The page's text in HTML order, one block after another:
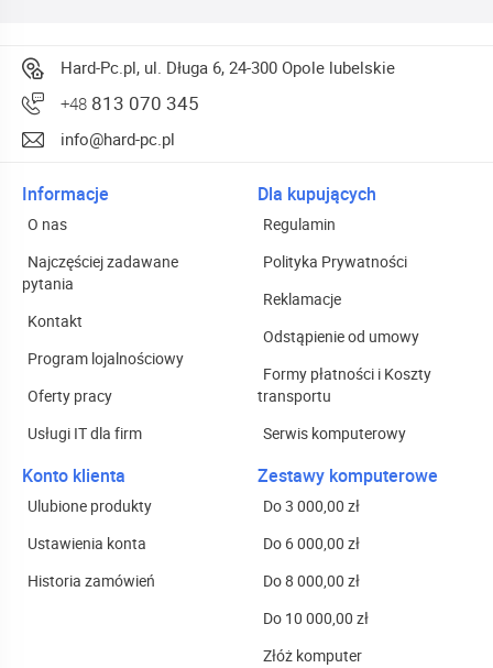
Hard-Pc.pl, ul. Długa 6, 24-300 Opole lubelskie
+48 813 070 345
info@hard-pc.pl
Informacje
O nas
Najczęściej zadawane
pytania
Kontakt
Program lojalnościowy
Oferty pracy
Usługi IT dla firm
Dla kupujących
Regulamin
Polityka Prywatności
Reklamacje
Odstąpienie od umowy
Formy płatności i Koszty
transportu
Serwis komputerowy
Konto klienta
Ulubione produkty
Ustawienia konta
Historia zamówień
Zestawy komputerowe
Do 3 000,00 zł
Do 6 000,00 zł
Do 8 000,00 zł
Do 10 000,00 zł
Złóż komputer